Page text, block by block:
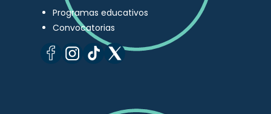
Programas educativos
Convocatorias